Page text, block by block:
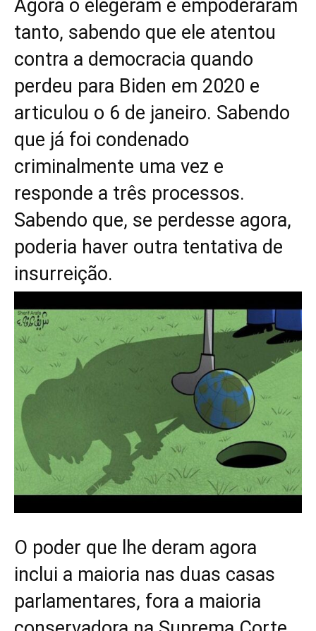
Agora o elegeram e empoderaram
tanto, sabendo que ele atentou
contra a democracia quando
perdeu para Biden em 2020 e
articulou o 6 de janeiro. Sabendo
que já foi condenado
criminalmente uma vez e
responde a três processos.
Sabendo que, se perdesse agora,
poderia haver outra tentativa de
insurreição.
O poder que lhe deram agora
inclui a maioria nas duas casas
parlamentares, fora a maioria